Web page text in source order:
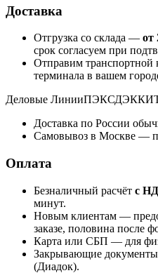
Доставка
Отгрузка со склада — от
срок согласуем при
Отправим
терминала в вашем
Деловые ЛинииПЭКСДЭК
Доставка по России
Самовывоз в Москве —
Оплата
Безналичный расчёт с
минут.
Новым клиентам —
заказе, половина после
Карта или СБП — для
Закрывающие
(Диадок).